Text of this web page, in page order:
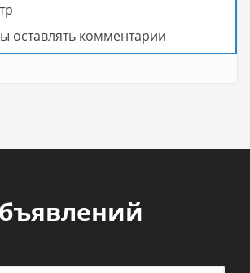
оставлять комментарии